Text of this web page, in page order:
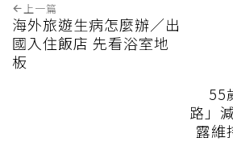
上一篇
海外旅遊生病怎麼辦／出
國入住飯店 先看浴室地
板
55
路」
露維